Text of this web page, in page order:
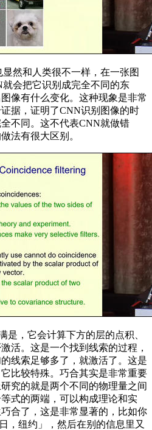
然和人类很不一样，在一张图
会把它识别成完全不同的东
像有什么变化。这种现象是非常
据，证明了CNN识别图像的时
不同。这不代表CNN就做错
法有很大区别。
，它会计算下方的层的点积、
活。这是一个找到线索的过程，
线索足够多了，就激活了。这是
比较特殊。巧合其实是非常重要
究的就是两个不同的物理量之间
式的两端，可以构成理论和实
合了，这是非常显著的，比如你
，纽约」，然后在别的信息里又